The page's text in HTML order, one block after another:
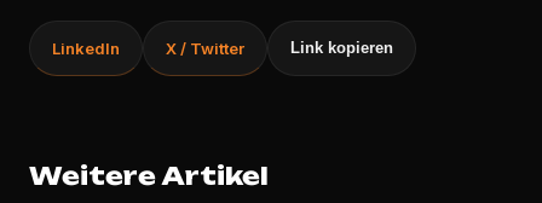
LinkedIn X / Twitter Link kopieren
Weitere Artikel